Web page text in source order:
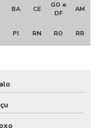
BA CE
GO e
DF
AM
PI RN RO RR